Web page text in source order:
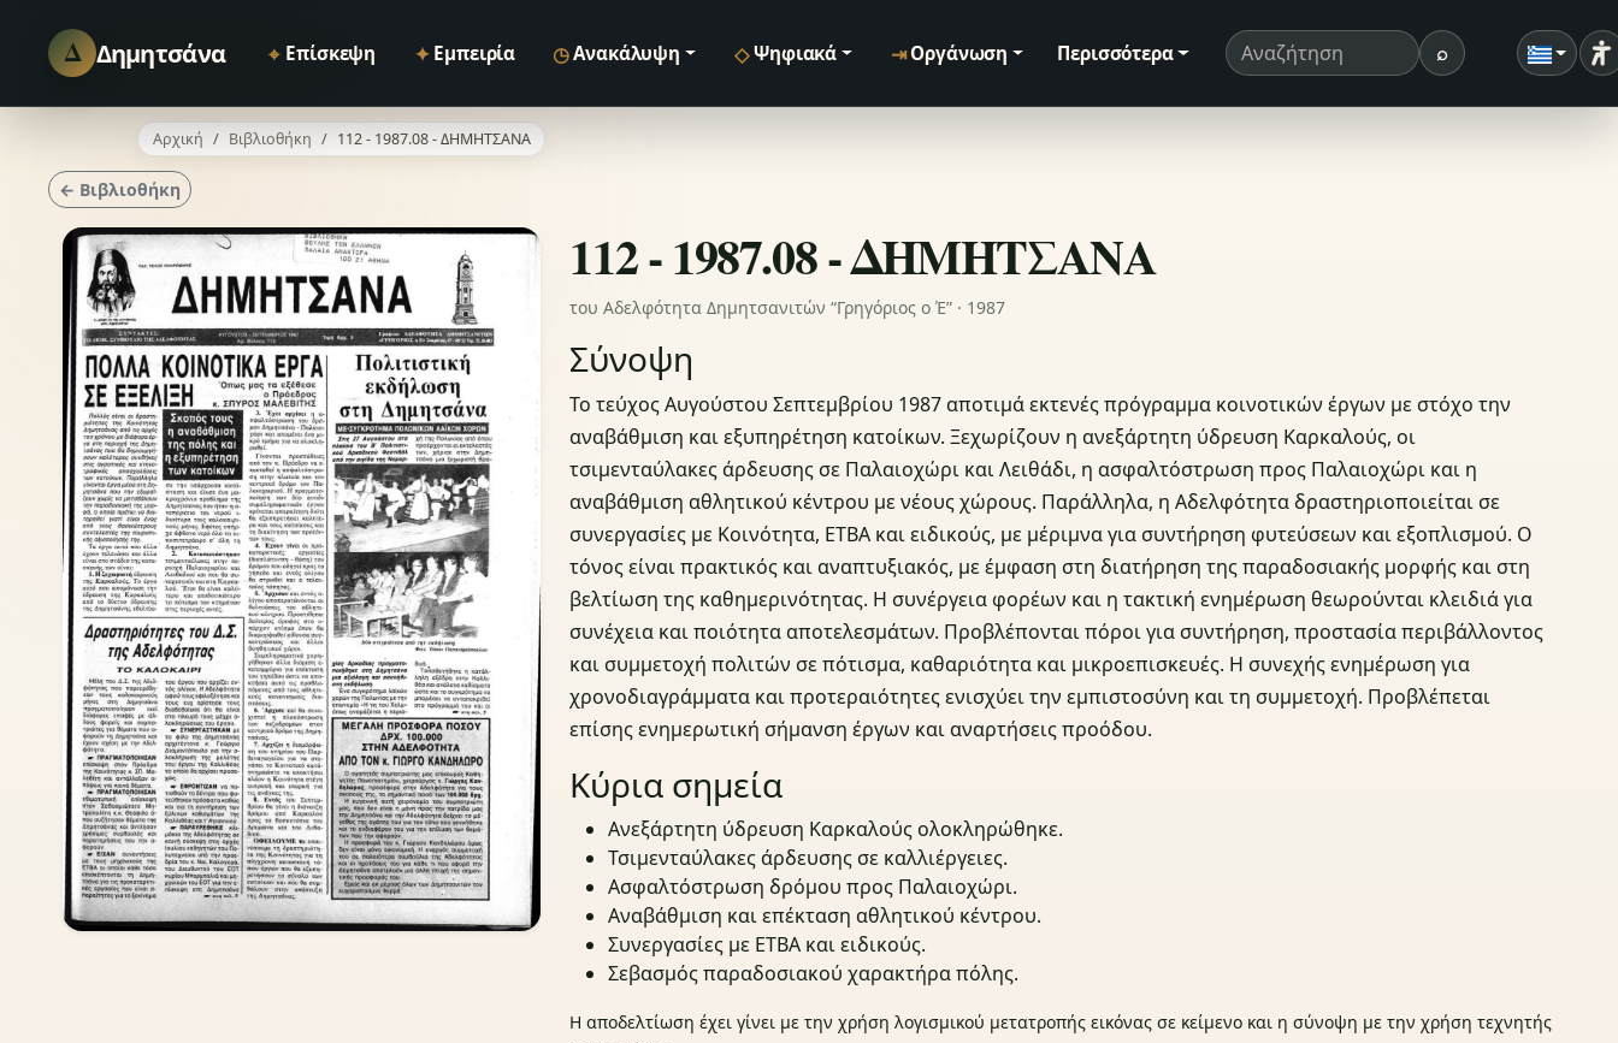
Δ Δημητσάνα ⌖ Επίσκεψη ✦ Εμπειρία ◷Ανακάλυψη ◇ Ψηφιακά ⇥ Οργάνωση Περισσότερα Όρος αναζήτησης ⌕Αναζήτηση
Αρχική Βιβλιοθήκη 112 - 1987.08 - ΔΗΜΗΤΣΑΝΑ
← Βιβλιοθήκη
112 - 1987.08 - ΔΗΜΗΤΣΑΝΑ
του Αδελφότητα Δημητσανιτών “Γρηγόριος ο Έ” · 1987
Σύνοψη
Το τεύχος Αυγούστου Σεπτεμβρίου 1987 αποτιμά εκτενές πρόγραμμα κοινοτικών έργων με στόχο την
αναβάθμιση και εξυπηρέτηση κατοίκων. Ξεχωρίζουν η ανεξάρτητη ύδρευση Καρκαλούς, οι
τσιμενταύλακες άρδευσης σε Παλαιοχώρι και Λειθάδι, η ασφαλτόστρωση προς Παλαιοχώρι και η
αναβάθμιση αθλητικού κέντρου με νέους χώρους. Παράλληλα, η Αδελφότητα δραστηριοποιείται σε
συνεργασίες με Κοινότητα, ΕΤΒΑ και ειδικούς, με μέριμνα για συντήρηση φυτεύσεων και εξοπλισμού. Ο
τόνος είναι πρακτικός και αναπτυξιακός, με έμφαση στη διατήρηση της παραδοσιακής μορφής και στη
βελτίωση της καθημερινότητας. Η συνέργεια φορέων και η τακτική ενημέρωση θεωρούνται κλειδιά για
συνέχεια και ποιότητα αποτελεσμάτων. Προβλέπονται πόροι για συντήρηση, προστασία περιβάλλοντος
και συμμετοχή πολιτών σε πότισμα, καθαριότητα και μικροεπισκευές. Η συνεχής ενημέρωση για
χρονοδιαγράμματα και προτεραιότητες ενισχύει την εμπιστοσύνη και τη συμμετοχή. Προβλέπεται
επίσης ενημερωτική σήμανση έργων και αναρτήσεις προόδου.
Κύρια σημεία
Ανεξάρτητη ύδρευση Καρκαλούς ολοκληρώθηκε.
Τσιμενταύλακες άρδευσης σε καλλιέργειες.
Ασφαλτόστρωση δρόμου προς Παλαιοχώρι.
Αναβάθμιση και επέκταση αθλητικού κέντρου.
Συνεργασίες με ΕΤΒΑ και ειδικούς.
Σεβασμός παραδοσιακού χαρακτήρα πόλης.
Η αποδελτίωση έχει γίνει με την χρήση λογισμικού μετατροπής εικόνας σε κείμενο και η σύνοψη με την χρήση τεχνητής